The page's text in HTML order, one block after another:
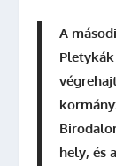
A
hely, és